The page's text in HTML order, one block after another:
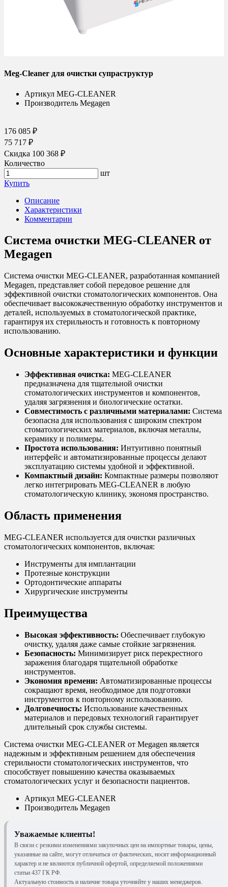
Meg-Cleaner для очистки супраструктур
Артикул MEG-CLEANER
Производитель Megagen
176 085 ₽
75 717 ₽
Скидка 100 368 ₽
Количество
шт
Купить
Описание
Характеристики
Комментарии
Система очистки MEG-CLEANER от
Megagen
Система очистки MEG-CLEANER, разработанная компанией
Megagen, представляет собой передовое решение для
эффективной очистки стоматологических компонентов. Она
обеспечивает высококачественную обработку инструментов и
деталей, используемых в стоматологической практике,
гарантируя их стерильность и готовность к повторному
использованию.
Основные характеристики и функции
Эффективная очистка: MEG-CLEANER
предназначена для тщательной очистки
стоматологических инструментов и компонентов,
удаляя загрязнения и биологические остатки.
Совместимость с различными материалами: Система
безопасна для использования с широким спектром
стоматологических материалов, включая металлы,
керамику и полимеры.
Простота использования: Интуитивно понятный
интерфейс и автоматизированные процессы делают
эксплуатацию системы удобной и эффективной.
Компактный дизайн: Компактные размеры позволяют
легко интегрировать MEG-CLEANER в любую
стоматологическую клинику, экономя пространство.
Область применения
MEG-CLEANER используется для очистки различных
стоматологических компонентов, включая:
Инструменты для имплантации
Протезные конструкции
Ортодонтические аппараты
Хирургические инструменты
Преимущества
Высокая эффективность: Обеспечивает глубокую
очистку, удаляя даже самые стойкие загрязнения.
Безопасность: Минимизирует риск перекрестного
заражения благодаря тщательной обработке
инструментов.
Экономия времени: Автоматизированные процессы
сокращают время, необходимое для подготовки
инструментов к повторному использованию.
Долговечность: Использование качественных
материалов и передовых технологий гарантирует
длительный срок службы системы.
Система очистки MEG-CLEANER от Megagen является
надежным и эффективным решением для обеспечения
стерильности стоматологических инструментов, что
способствует повышению качества оказываемых
стоматологических услуг и безопасности пациентов.
Артикул MEG-CLEANER
Производитель Megagen
Уважаемые клиенты!
В связи с резкими изменениями закупочных цен на импортные товары, цены,
указанные на сайте, могут отличаться от фактических, носят информационный
характер и не являются публичной офертой, определяемой положениями
статьи 437 ГК РФ.
Актуальную стоимость и наличие товара уточняйте у наших менеджеров.